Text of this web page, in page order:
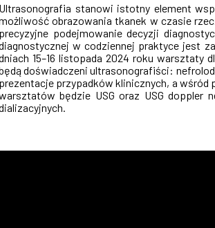
Ultrasonografia stanowi istotny element
obrazowania tkanek w czasie
precyzyjne podejmowanie decyzji
w codziennej praktyce jest
15–16 listopada 2024 roku
doświadczeni ultrasonografiści:
prezentacje przypadków klinicznych, a
będzie USG oraz USG doppler